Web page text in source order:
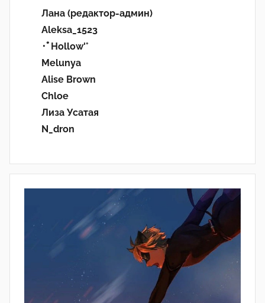
Лана (редактор-админ)
Aleksa_1523
･ﾟHollow'°
Melunya
Alise Brown
Chloe
Лиза Усатая
N_dron